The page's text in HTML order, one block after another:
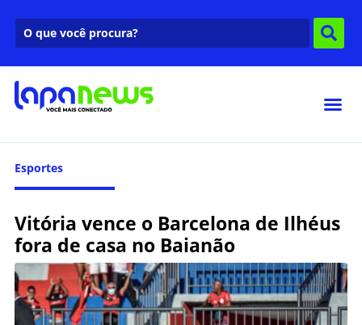
Esportes
Vitória vence o Barcelona de Ilhéus
fora de casa no Baianão